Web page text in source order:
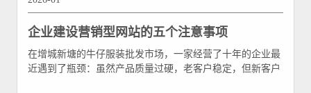
企业建设营销型网站的五个注意事项
在增城新塘的牛仔服装批发市场，一家经营了十年的企业最
近遇到了瓶颈：虽然产品质量过硬，老客户稳定，但新客户